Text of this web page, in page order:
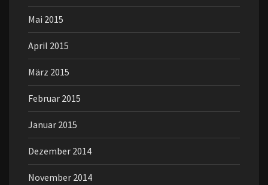
Mai 2015
April 2015
März 2015
Februar 2015
Januar 2015
Dezember 2014
November 2014